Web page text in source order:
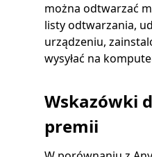
można odtwarzać
listy odtwarzania,
urządzeniu,
wysyłać na
Wskazówki
premii